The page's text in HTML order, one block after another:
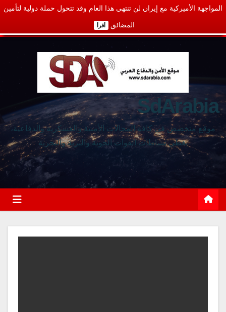
المواجهة الأميركية مع إيران لن تنتهي هذا العام وقد تتحول حملة دولية لتأمين
المضائق أقرأ
SdArabia
موقع متخصص في كافة المجالات الأمنية والعسكرية والدفاعية،
يغطي نشاطات القوات الجوية والبرية والبحرية